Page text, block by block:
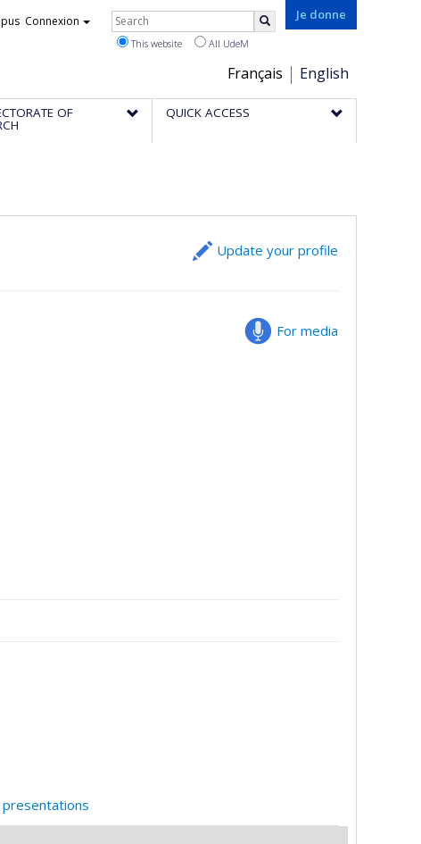
Je donne
Choix
de
la
Français English
Connexion Rechercher
This website All UdeM
OF QUICK ACCESS
Update your profile
For media
presentations